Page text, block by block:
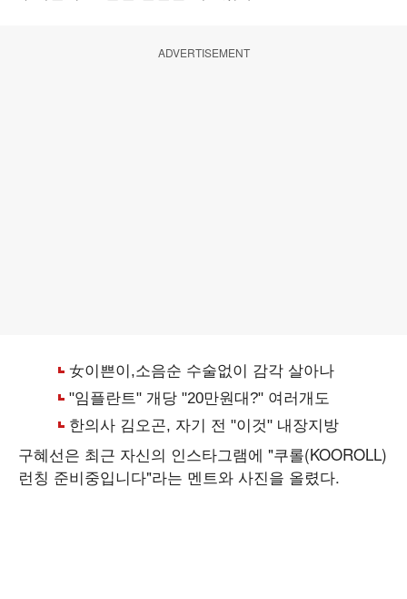
ADVERTISEMENT
구혜선은 최근 자신의 인스타그램에 "쿠롤(KOOROLL)
런칭 준비중입니다"라는 멘트와 사진을 올렸다.